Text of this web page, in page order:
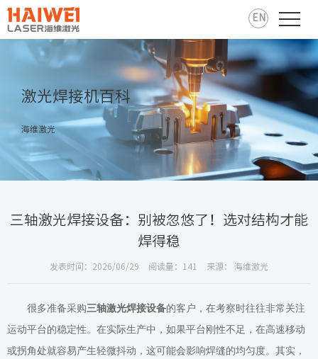
EN
激光焊接机百科
海维激光
三轴激光焊接设备：别被忽悠了！选对结构才能
焊得稳
发表时间：2026/06/29 阅读量：141 来源： 海维激光
很多准备采购三轴激光焊接设备的客户，在考察时往往非常关注
运动平台的稳定性。在实际生产中，如果平台刚性不足，在高速移动
或拐角处就容易产生轻微抖动，这可能会影响焊缝的均匀度。其实，